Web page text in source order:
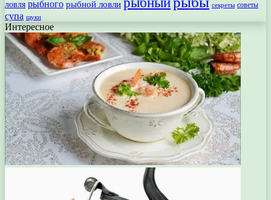
ловля рыбного рыбной ловли секреты советы
супа щуки
Интересное